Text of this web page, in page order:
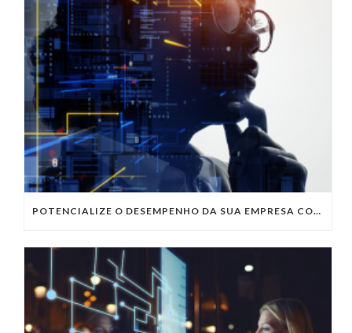
POTENCIALIZE O DESEMPENHO DA SUA EMPRESA COM OS SERVIÇOS DE TI DA VIVO VITA